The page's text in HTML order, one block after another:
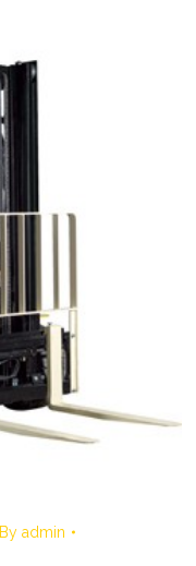
By admin